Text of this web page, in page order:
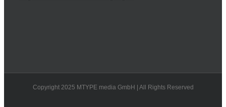
Copyright 2025 MTYPE media GmbH | All Rights Reserved